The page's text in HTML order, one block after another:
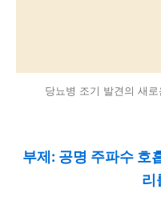
당뇨병 조기 발견의 새
부제: 공명 주파수 호
리